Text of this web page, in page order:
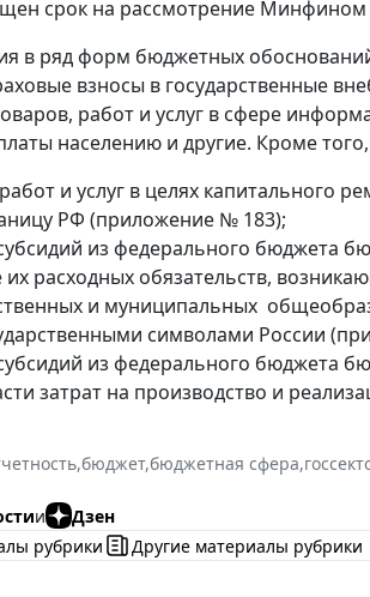
срок на рассмотрение
в ряд форм бюджетных
взносы в государственные
работ и услуг в сфере
населению и другие. Кроме
и услуг в целях капитального
РФ (приложение № 183);
из федерального бюджета
расходных обязательств,
и муниципальных
символами России
из федерального бюджета
затрат на производство и
,бюджет,бюджетная сфера,
и
Дзен
рубрики
Другие материалы рубрики